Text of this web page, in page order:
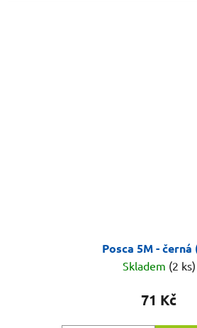
Posca 5M - černá
Skladem (2 ks)
71 Kč